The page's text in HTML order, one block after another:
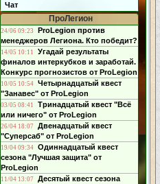
Чат
ПроЛегион
24/06 09:23
ProLegion против
менеджеров Легиона. Кто победит?
14/05 10:11
Угадай результаты
финалов интеркубков и заработай.
Конкурс прогнозистов от ProLegion
10/05 10:54 Четырнадцатый квест
"Занавес" от ProLegion
03/05 08:41
Тринадцатый квест "Всё
или ничего" от ProLegion
26/04 18:07 Двенадцатый квест
"Суперсаб" от ProLegion
19/04 09:34 Одиннадцатый квест
сезона "Лучшая защита" от
ProLegion
11/04 13:07 Десятый квест сезона